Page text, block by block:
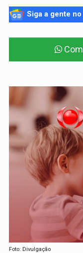
Siga a gente
Foto: Divulgação